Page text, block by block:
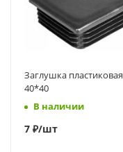
Заглушка пластиковая
40*40
В наличии
7 ₽/шт